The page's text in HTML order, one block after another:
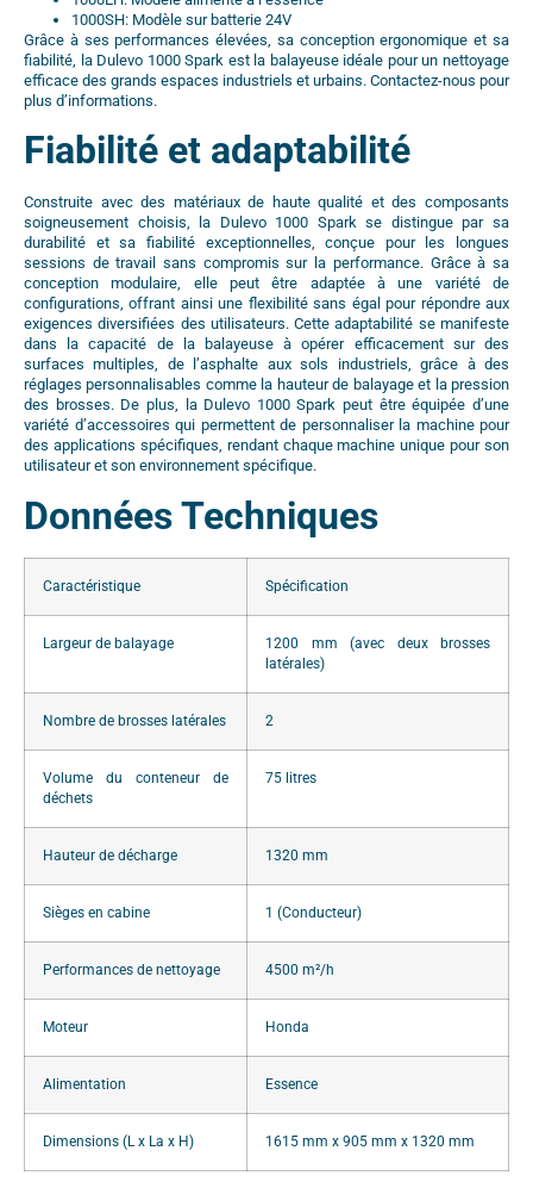
1000SH: Modèle sur batterie 24V
Grâce à ses performances élevées, sa conception ergonomique et sa
fiabilité, la Dulevo 1000 Spark est la balayeuse idéale pour un nettoyage
efficace des grands espaces industriels et urbains. Contactez-nous pour
plus d’informations.
Fiabilité et adaptabilité
Construite avec des matériaux de haute qualité et des composants
soigneusement choisis, la Dulevo 1000 Spark se distingue par sa
durabilité et sa fiabilité exceptionnelles, conçue pour les longues
sessions de travail sans compromis sur la performance. Grâce à sa
conception modulaire, elle peut être adaptée à une variété de
configurations, offrant ainsi une flexibilité sans égal pour répondre aux
exigences diversifiées des utilisateurs. Cette adaptabilité se manifeste
dans la capacité de la balayeuse à opérer efficacement sur des
surfaces multiples, de l’asphalte aux sols industriels, grâce à des
réglages personnalisables comme la hauteur de balayage et la pression
des brosses. De plus, la Dulevo 1000 Spark peut être équipée d’une
variété d’accessoires qui permettent de personnaliser la machine pour
des applications spécifiques, rendant chaque machine unique pour son
utilisateur et son environnement spécifique.
Données Techniques
Caractéristique Spécification
Largeur de balayage
1200 mm (avec deux brosses
latérales)
Nombre de brosses latérales 2
Volume du conteneur de
déchets
75 litres
Hauteur de décharge 1320 mm
Sièges en cabine 1 (Conducteur)
Performances de nettoyage 4500 m²/h
Moteur Honda
Alimentation Essence
Dimensions (L x La x H) 1615 mm x 905 mm x 1320 mm